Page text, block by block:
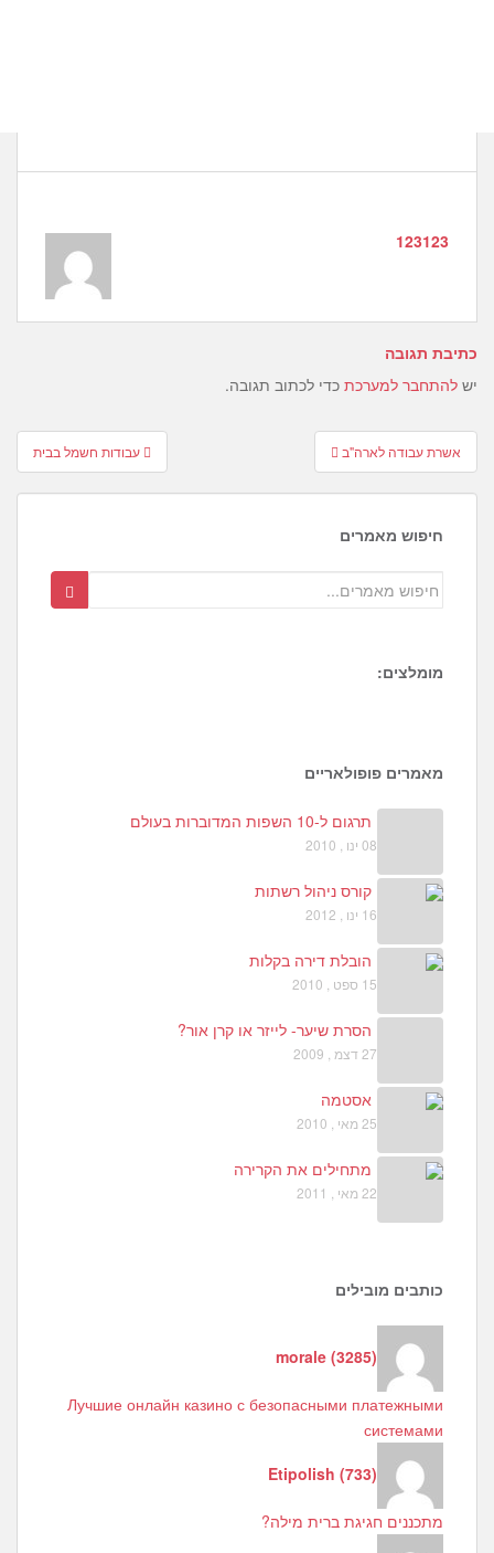
123123
כתיבת תגובה
יש להתחבר למערכת כדי לכתוב תגובה.
Post
navigation
עבודות חשמל בבית אשרת עבודה לארה"ב
חיפוש מאמרים
מומלצים:
מאמרים פופולאריים
תרגום ל-10 השפות המדוברות בעולם
08 ינו , 2010
קורס ניהול רשתות
16 ינו , 2012
הובלת דירה בקלות
15 ספט , 2010
הסרת שיער- לייזר או קרן אור?
27 דצמ , 2009
אסטמה
25 מאי , 2010
מתחילים את הקרירה
22 מאי , 2011
כותבים מובילים
morale (3285)
Лучшие онлайн казино с безопасными платежными
системами
Etipolish (733)
מתכננים חגיגת ברית מילה?